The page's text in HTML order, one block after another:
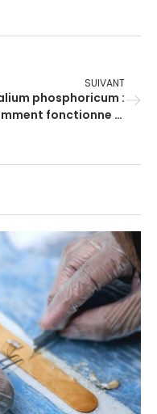
SUIVANT
phosphoricum :
fonctionne le